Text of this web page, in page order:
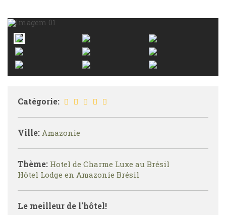
Catégorie:
Ville: Amazonie
Thème: Hotel de Charme Luxe au Brésil
Hôtel Lodge en Amazonie Brésil
Le meilleur de l'hôtel!